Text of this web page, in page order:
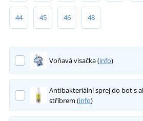
44 45 46 48
Voňavá visačka (info)
Antibakteriální sprej do bot s
stříbrem (info)